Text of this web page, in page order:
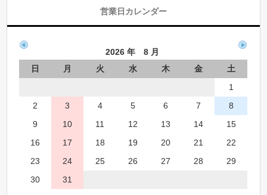
営業日カレンダー
2026 年 8 月
日
月 火 水 木 金
土
1
2
3 4 5 6 7
8
9
10 11 12 13 14
15
16
17 18 19 20 21
22
23
24 25 26 27 28
29
30
31